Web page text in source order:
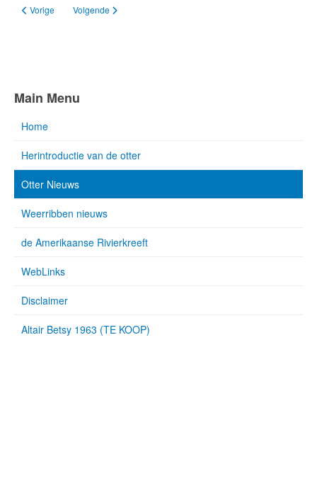
Vorig artikel: Rattenklem bij Kamerik blijkt niet otterproof
Vorige Volgende artikel: Veilige oversteek voor otters
Volgende
Main Menu
Home
Herintroductie van de otter
Otter Nieuws
Weerribben nieuws
de Amerikaanse Rivierkreeft
WebLinks
Disclaimer
Altair Betsy 1963 (TE KOOP)